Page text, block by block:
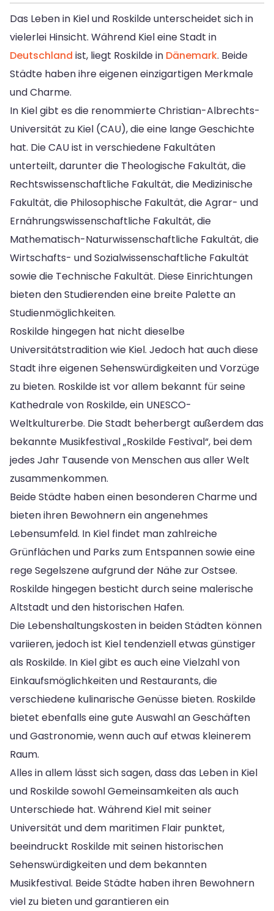
Das Leben in Kiel und Roskilde unterscheidet sich in
vielerlei Hinsicht. Während Kiel eine Stadt in
Deutschland ist, liegt Roskilde in Dänemark. Beide
Städte haben ihre eigenen einzigartigen Merkmale
und Charme.
In Kiel gibt es die renommierte Christian-Albrechts-
Universität zu Kiel (CAU), die eine lange Geschichte
hat. Die CAU ist in verschiedene Fakultäten
unterteilt, darunter die Theologische Fakultät, die
Rechtswissenschaftliche Fakultät, die Medizinische
Fakultät, die Philosophische Fakultät, die Agrar- und
Ernährungswissenschaftliche Fakultät, die
Mathematisch-Naturwissenschaftliche Fakultät, die
Wirtschafts- und Sozialwissenschaftliche Fakultät
sowie die Technische Fakultät. Diese Einrichtungen
bieten den Studierenden eine breite Palette an
Studienmöglichkeiten.
Roskilde hingegen hat nicht dieselbe
Universitätstradition wie Kiel. Jedoch hat auch diese
Stadt ihre eigenen Sehenswürdigkeiten und Vorzüge
zu bieten. Roskilde ist vor allem bekannt für seine
Kathedrale von Roskilde, ein UNESCO-
Weltkulturerbe. Die Stadt beherbergt außerdem das
bekannte Musikfestival „Roskilde Festival“, bei dem
jedes Jahr Tausende von Menschen aus aller Welt
zusammenkommen.
Beide Städte haben einen besonderen Charme und
bieten ihren Bewohnern ein angenehmes
Lebensumfeld. In Kiel findet man zahlreiche
Grünflächen und Parks zum Entspannen sowie eine
rege Segelszene aufgrund der Nähe zur Ostsee.
Roskilde hingegen besticht durch seine malerische
Altstadt und den historischen Hafen.
Die Lebenshaltungskosten in beiden Städten können
variieren, jedoch ist Kiel tendenziell etwas günstiger
als Roskilde. In Kiel gibt es auch eine Vielzahl von
Einkaufsmöglichkeiten und Restaurants, die
verschiedene kulinarische Genüsse bieten. Roskilde
bietet ebenfalls eine gute Auswahl an Geschäften
und Gastronomie, wenn auch auf etwas kleinerem
Raum.
Alles in allem lässt sich sagen, dass das Leben in Kiel
und Roskilde sowohl Gemeinsamkeiten als auch
Unterschiede hat. Während Kiel mit seiner
Universität und dem maritimen Flair punktet,
beeindruckt Roskilde mit seinen historischen
Sehenswürdigkeiten und dem bekannten
Musikfestival. Beide Städte haben ihren Bewohnern
viel zu bieten und garantieren ein